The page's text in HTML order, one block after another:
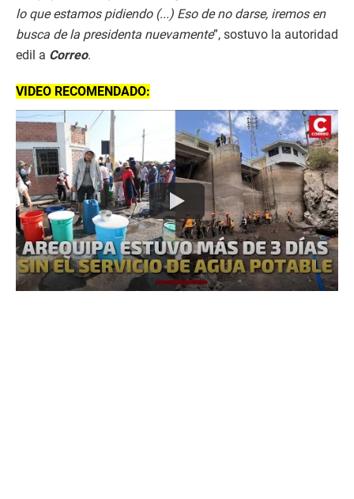
lo que estamos pidiendo (...) Eso de no darse, iremos en
busca de la presidenta nuevamente”, sostuvo la autoridad
edil a Correo.
VIDEO RECOMENDADO: